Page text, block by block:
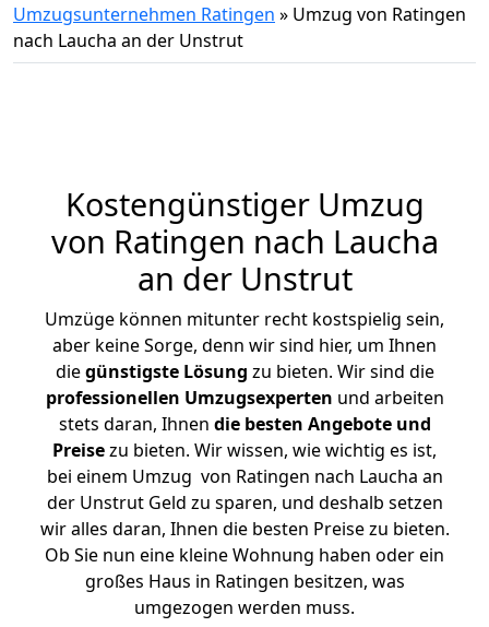
Umzugsunternehmen Ratingen » Umzug von Ratingen
nach Laucha an der Unstrut
Kostengünstiger Umzug
von Ratingen nach Laucha
an der Unstrut
Umzüge können mitunter recht kostspielig sein,
aber keine Sorge, denn wir sind hier, um Ihnen
diegünstigste Lösung zu bieten. Wir sind die
professionellen Umzugsexperten und arbeiten
stets daran, Ihnen die besten Angebote und
Preisezu bieten. Wir wissen, wie wichtig es ist,
bei einem Umzug von Ratingen nach Laucha an
der Unstrut Geld zu sparen, und deshalb setzen
wir alles daran, Ihnen die besten Preise zu bieten.
Ob Sie nun eine kleine Wohnung haben oder ein
großes Haus in Ratingen besitzen, was
umgezogen werden muss.